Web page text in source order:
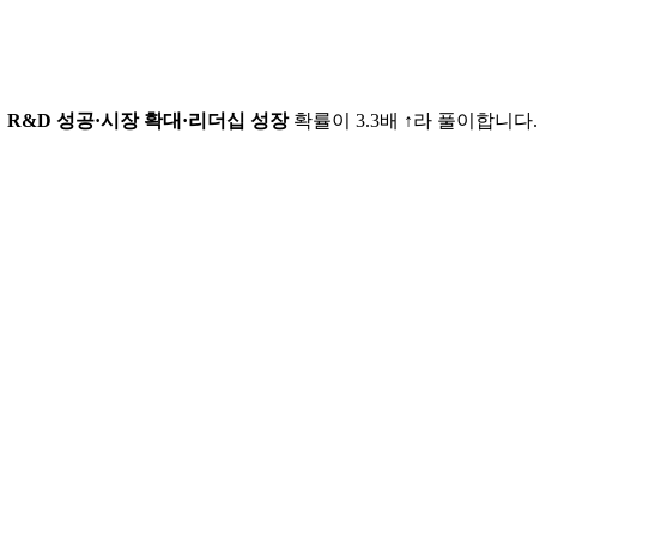
R&D 성공·시장 확대·리더십 성장확률이 3.3배 ↑라 풀이합니다.